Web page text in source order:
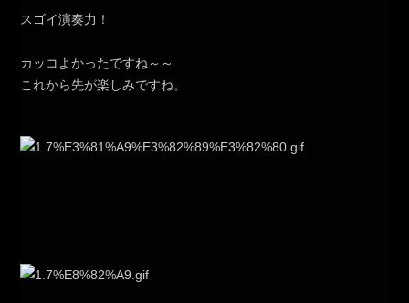
スゴイ演奏力！
カッコよかったですね～～
これから先が楽しみですね。